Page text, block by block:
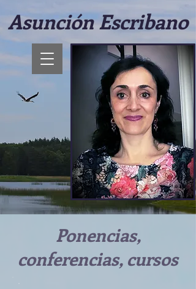
Asunción Escribano
Ponencias,
conferencias, cursos